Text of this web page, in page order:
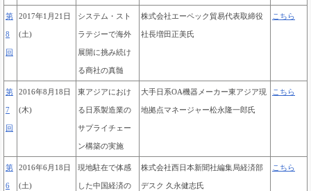
第
8
回
2017年1月21日
(土)
システム・スト
ラテジーで海外
展開に挑み続け
る商社の真髄
株式会社エーペック貿易代表取締役
社長増田正美氏
こちら
第
7
回
2016年8月18日
(木)
東アジアにおけ
る日系製造業の
サプライチェー
ン構築の実施
大手日系OA機器メーカー東アジア現
地拠点マネージャー松永隆一郎氏
こちら
第
6
2016年6月18日
(土)
現地駐在で体感
した中国経済の
株式会社西日本新聞社編集局経済部
デスク 久永健志氏
こちら